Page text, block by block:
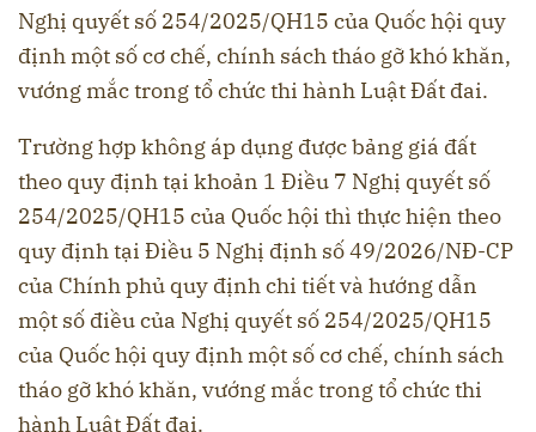
Nghị quyết số 254/2025/QH15 của Quốc hội quy
định một số cơ chế, chính sách tháo gỡ khó khăn,
vướng mắc trong tổ chức thi hành Luật Đất đai.
Trường hợp không áp dụng được bảng giá đất
theo quy định tại khoản 1 Điều 7 Nghị quyết số
254/2025/QH15 của Quốc hội thì thực hiện theo
quy định tại Điều 5 Nghị định số 49/2026/NĐ-CP
của Chính phủ quy định chi tiết và hướng dẫn
một số điều của Nghị quyết số 254/2025/QH15
của Quốc hội quy định một số cơ chế, chính sách
tháo gỡ khó khăn, vướng mắc trong tổ chức thi
hành Luật Đất đai.